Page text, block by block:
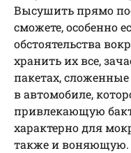
Высушить прямо
сможете, особенно
обстоятельства
хранить их все,
пакетах,
в автомобиле,
привлекающую
характерно для
также и воняющую.